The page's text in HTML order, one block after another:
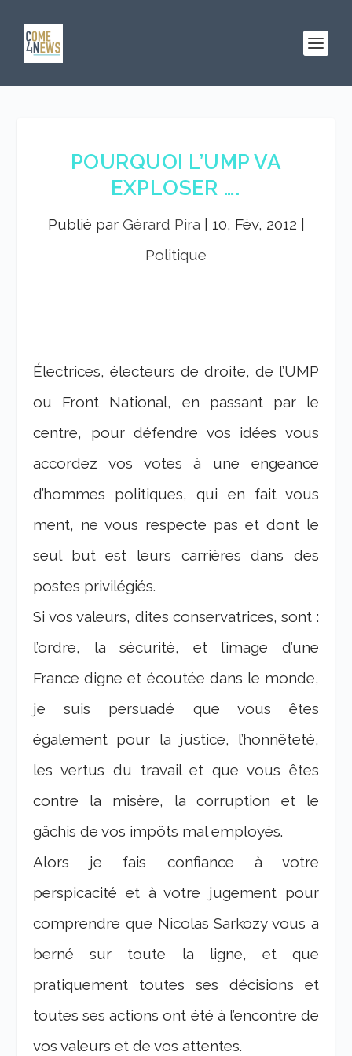
POURQUOI L’UMP VA
EXPLOSER ….
Publié par Gérard Pira 10, Fév, 2012
Politique
Électrices, électeurs de droite, de l’UMP
ou Front National, en passant par le
centre, pour défendre vos idées vous
accordez vos votes à une engeance
d’hommes politiques, qui en fait vous
ment, ne vous respecte pas et dont le
seul but est leurs carrières dans des
postes privilégiés.
Si vos valeurs, dites conservatrices, sont :
l’ordre, la sécurité, et l’image d’une
France digne et écoutée dans le monde,
je suis persuadé que vous êtes
également pour la justice, l’honnêteté,
les vertus du travail et que vous êtes
contre la misère, la corruption et le
gâchis de vos impôts mal employés.
Alors je fais confiance à votre
perspicacité et à votre jugement pour
comprendre que Nicolas Sarkozy vous a
berné sur toute la ligne, et que
pratiquement toutes ses décisions et
toutes ses actions ont été à l’encontre de
vos valeurs et de vos attentes.